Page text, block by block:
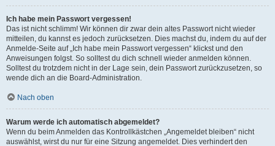
Ich habe mein Passwort vergessen!
Das ist nicht schlimm! Wir können dir zwar dein altes Passwort nicht wieder
mitteilen, du kannst es jedoch zurücksetzen. Dies machst du, indem du auf der
Anmelde-Seite auf „Ich habe mein Passwort vergessen“ klickst und den
Anweisungen folgst. So solltest du dich schnell wieder anmelden können.
Solltest du trotzdem nicht in der Lage sein, dein Passwort zurückzusetzen, so
wende dich an die Board-Administration.
Nach oben
Warum werde ich automatisch abgemeldet?
Wenn du beim Anmelden das Kontrollkästchen „Angemeldet bleiben“ nicht
auswählst, wirst du nur für eine Sitzung angemeldet. Dies verhindert den